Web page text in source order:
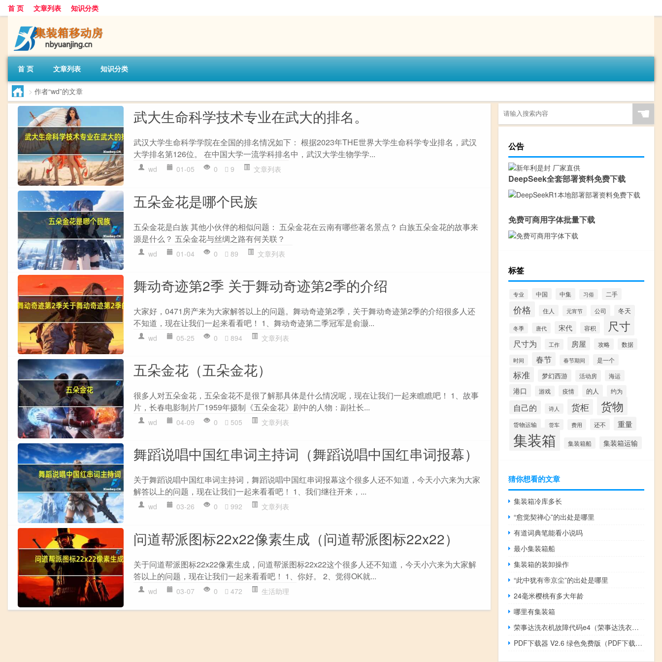
首 页 文章列表 知识分类
首 页 文章列表 知识分类
> 作者“wd”的文章
武大生命科学技术专业在武大的排名。
武汉大学生命科学学院在全国的排名情况如下： 根据2023年THE世界大学生命科学专业排名，武汉
大学排名第126位。 在中国大学一流学科排名中，武汉大学生物学学...
wd 01-05 0 9 文章列表
五朵金花是哪个民族
五朵金花是白族 其他小伙伴的相似问题： 五朵金花在云南有哪些著名景点？ 白族五朵金花的故事来
源是什么？ 五朵金花与丝绸之路有何关联？
wd 01-04 0 89 文章列表
舞动奇迹第2季 关于舞动奇迹第2季的介绍
大家好，0471房产来为大家解答以上的问题。舞动奇迹第2季，关于舞动奇迹第2季的介绍很多人还
不知道，现在让我们一起来看看吧！ 1、舞动奇迹第二季冠军是俞灏...
wd 05-25 0 894 文章列表
五朵金花（五朵金花）
很多人对五朵金花，五朵金花不是很了解那具体是什么情况呢，现在让我们一起来瞧瞧吧！ 1、故事
片，长春电影制片厂1959年摄制《五朵金花》剧中的人物：副社长...
wd 04-09 0 505 文章列表
舞蹈说唱中国红串词主持词（舞蹈说唱中国红串词报幕）
关于舞蹈说唱中国红串词主持词，舞蹈说唱中国红串词报幕这个很多人还不知道，今天小六来为大家
解答以上的问题，现在让我们一起来看看吧！ 1、我们继往开来，...
wd 03-26 0 992 文章列表
问道帮派图标22x22像素生成（问道帮派图标22x22）
关于问道帮派图标22x22像素生成，问道帮派图标22x22这个很多人还不知道，今天小六来为大家解
答以上的问题，现在让我们一起来看看吧！ 1、你好。 2、觉得OK就...
wd 03-07 0 472 生活助理
☚
公告
DeepSeek全套部署资料免费下载
免费可商用字体批量下载
标签
专业 中国 中集 习俗 二手
价格 住人 元宵节 公司 冬天
冬季 唐代 宋代 容积 尺寸
尺寸为 工作 房屋 攻略 数据
时间 春节 春节期间 是一个
标准 梦幻西游 活动房 海运
港口 游戏 疫情 的人 约为
自己的 诗人 货柜 货物
货物运输 货车 费用 还不 重量
集装箱 集装箱船 集装箱运输
猜你想看的文章
集装箱冷库多长
“愈觉契禅心”的出处是哪里
有道词典笔能看小说吗
最小集装箱船
集装箱的装卸操作
“此中犹有帝京尘”的出处是哪里
24毫米樱桃有多大年龄
哪里有集装箱
荣事达洗衣机故障代码e4（荣事达洗衣机故障）
PDF下载器 V2.6 绿色免费版（PDF下载器 V2.6 绿色免费版功能简介）